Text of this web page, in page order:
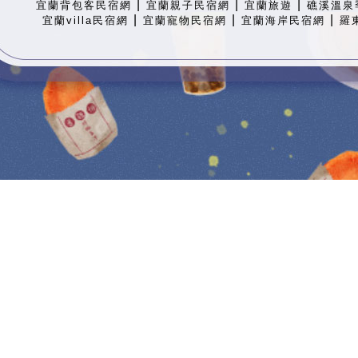
宜蘭背包客民宿網 |宜蘭親子民宿網 |宜蘭旅遊 |礁溪溫泉
宜蘭villa民宿網
宜蘭寵物民宿網 宜蘭海岸民宿網 羅